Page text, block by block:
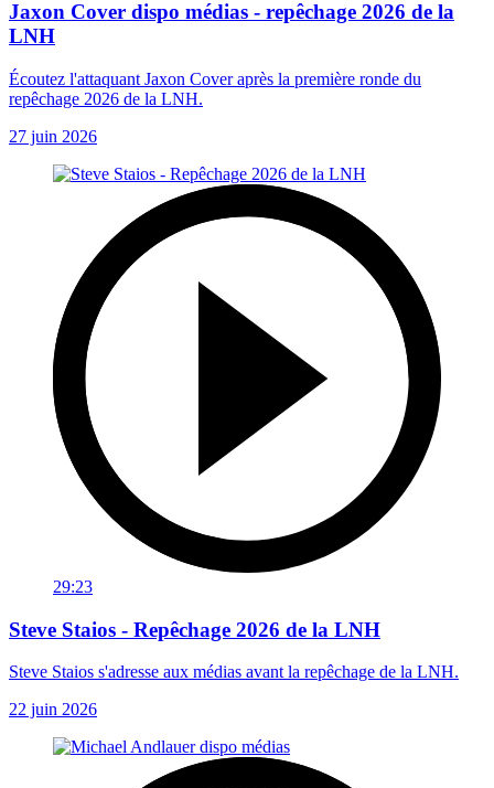
Jaxon Cover dispo médias - repêchage 2026 de la
LNH
Écoutez l'attaquant Jaxon Cover après la première ronde du
repêchage 2026 de la LNH.
27 juin 2026
29:23
Steve Staios - Repêchage 2026 de la LNH
Steve Staios s'adresse aux médias avant la repêchage de la LNH.
22 juin 2026